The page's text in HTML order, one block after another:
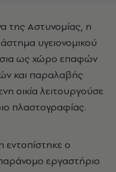
της Αστυνομίας, η
υγειονομικού
ως χώρο επαφών
και παραλαβής
οικία λειτουργούσε
πλαστογραφίας.
εντοπίστηκε ο
εργαστήριο